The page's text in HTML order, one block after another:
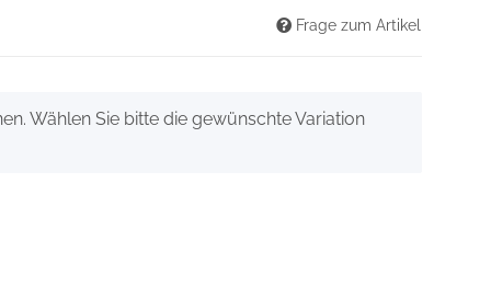
Frage zum Artikel
Wählen Sie bitte die gewünschte Variation